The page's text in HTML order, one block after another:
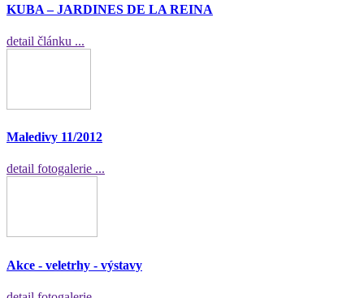
KUBA – JARDINES DE LA REINA
detail článku ...
Maledivy 11/2012
detail fotogalerie ...
Akce - veletrhy - výstavy